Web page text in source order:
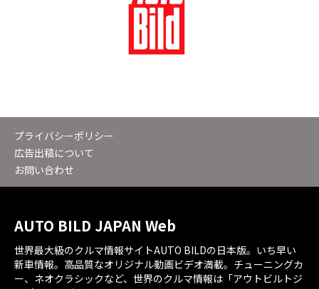
プライバシーポリシー
広告出稿について
お問い合わせ
AUTO BILD JAPAN Web
世界最大級のクルマ情報サイトAUTO BILDの日本版。いち早い
新車情報。高品質なオリジナル動画ビデオ満載。チューニングカ
ー、ネオクラシックなど、世界のクルマ情報は「アウトビルトジ